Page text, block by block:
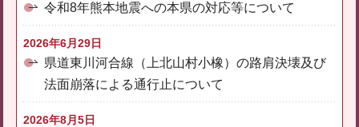
令和8年熊本地震への本県の対応等について
2026年6月29日
県道東川河合線（上北山村小橡）の路肩決壊及び
法面崩落による通行止について
2026年8月5日